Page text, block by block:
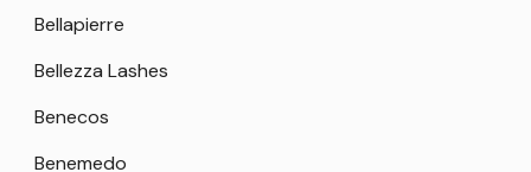
Bellapierre
Bellezza Lashes
Benecos
Benemedo